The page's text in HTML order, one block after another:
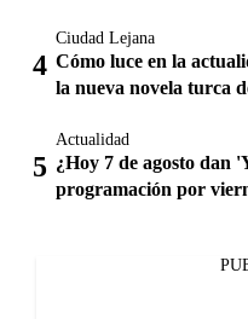
Ciudad Lejana
Cómo luce en la
la nueva novela turca
Actualidad
¿Hoy 7 de agosto dan
programación por